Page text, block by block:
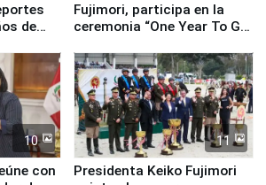
de
Fujimori, participa en la
ceremonia “One Year To Go
10
con
11
Presidenta Keiko Fujimori